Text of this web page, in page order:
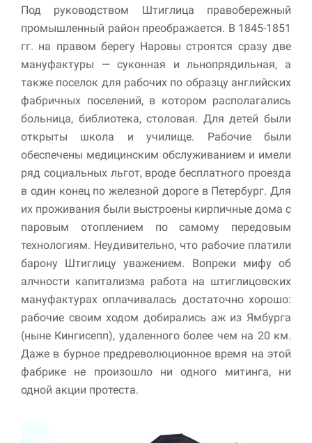
Под руководством Штиглица правобережный
промышленный район преображается. В 1845-1851
гг. на правом берегу Наровы строятся сразу две
мануфактуры — суконная и льнопрядильная, а
также поселок для рабочих по образцу английских
фабричных поселений, в котором располагались
больница, библиотека, столовая. Для детей были
открыты школа и училище. Рабочие были
обеспечены медицинским обслуживанием и имели
ряд социальных льгот, вроде бесплатного проезда
в один конец по железной дороге в Петербург. Для
их проживания были выстроены кирпичные дома с
паровым отоплением по самому передовым
технологиям. Неудивительно, что рабочие платили
барону Штиглицу уважением. Вопреки мифу об
алчности капитализма работа на штиглицовских
мануфактурах оплачивалась достаточно хорошо:
рабочие своим ходом добирались аж из Ямбурга
(ныне Кингисепп), удаленного более чем на 20 км.
Даже в бурное предреволюционное время на этой
фабрике не произошло ни одного митинга, ни
одной акции протеста.